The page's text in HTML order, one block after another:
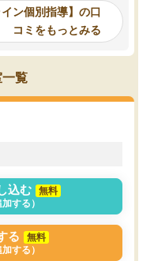
あ
通
り
た
いなのがあり(有料)、受
ことをどんなスケジュー
くか相談したのですが、
ち期待したものではなく
くなってきたようなので
ン個別指導】の口
コミをもっとみる
覧
込む
無料
する）
る
無料
する）